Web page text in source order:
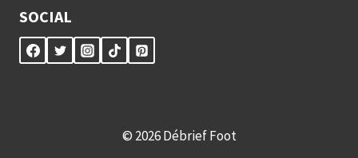
SOCIAL
© 2026 Débrief Foot